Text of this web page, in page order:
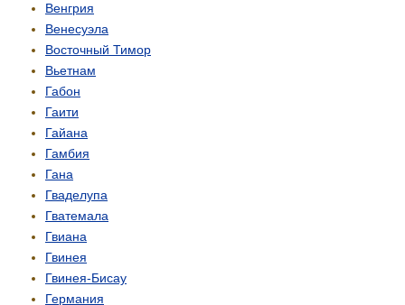
Венгрия
Венесуэла
Восточный Тимор
Вьетнам
Габон
Гаити
Гайана
Гамбия
Гана
Гваделупа
Гватемала
Гвиана
Гвинея
Гвинея-Бисау
Германия